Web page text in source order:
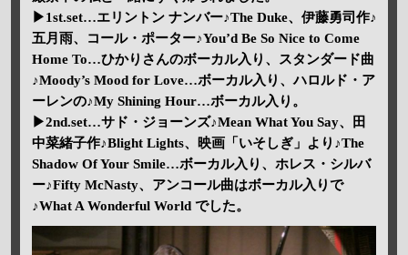
▶1st.set…エリントン ナンバー♪The Duke、伊藤勇司作♪
五月雨、コール・ポーター♪You’d Be So Nice to Come
Home To…ひかりさんのボーカル入り、スタンダード曲
♪Moody’s Mood for Love…ボーカル入り、ハロルド・ア
ーレンの♪My Shining Hour…ボーカル入り。
▶2nd.set…サド・ジョーンズ♪Mean What You Say、田
中菜緒子作♪Blight Lights、映画「いそしぎ」より♪The
Shadow Of Your Smile…ボーカル入り、ホレス・シルバ
ー♪Fifty McNasty、アンコール曲はボーカル入りで
♪What A Wonderful World でした。